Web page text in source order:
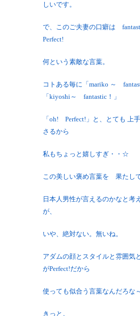
しいです。
で、このご夫妻の口癖は
Perfect!
何という素敵な言葉。
コトある毎に「mariko ～
「kiyoshi～ fantastic！」
「oh! Perfect!」と、とても 上
さるから
私もちょっと嬉しすぎ・・☆
この美しい褒め言葉を 果たし
日本人男性が言えるのかなと考
が、
いや、絶対ない。無いね。
アダムの顔とスタイルと雰囲気
がPerfect!だから
使っても似合う言葉なんだろな～
きっと。